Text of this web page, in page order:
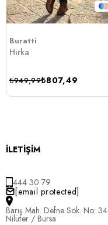
Buratti
Hırka
₺807,49
₺949,99
İLETİŞİM
444 30 79
[email protected]
Barış Mah. Defne Sok. No: 34
Nilüfer / Bursa